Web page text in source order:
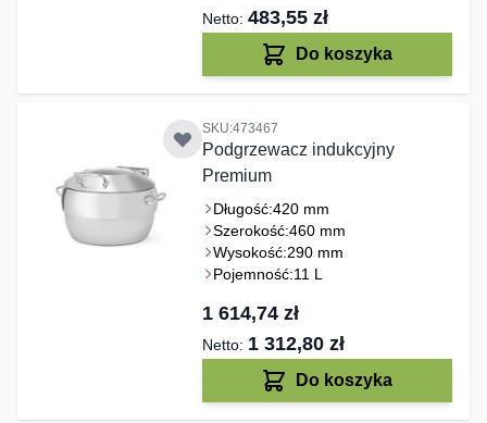
483,55 zł
Do koszyka
SKU:473467
Podgrzewacz indukcyjny
Premium
Długość:420 mm
Szerokość:460 mm
Wysokość:290 mm
Pojemność:11 L
1 614,74 zł
1 312,80 zł
Do koszyka